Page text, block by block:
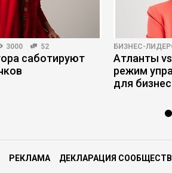
3000 52
саботируют
БИЗНЕС-
Атланты
режим
для
РЕКЛАМА ДЕКЛАРАЦИЯ